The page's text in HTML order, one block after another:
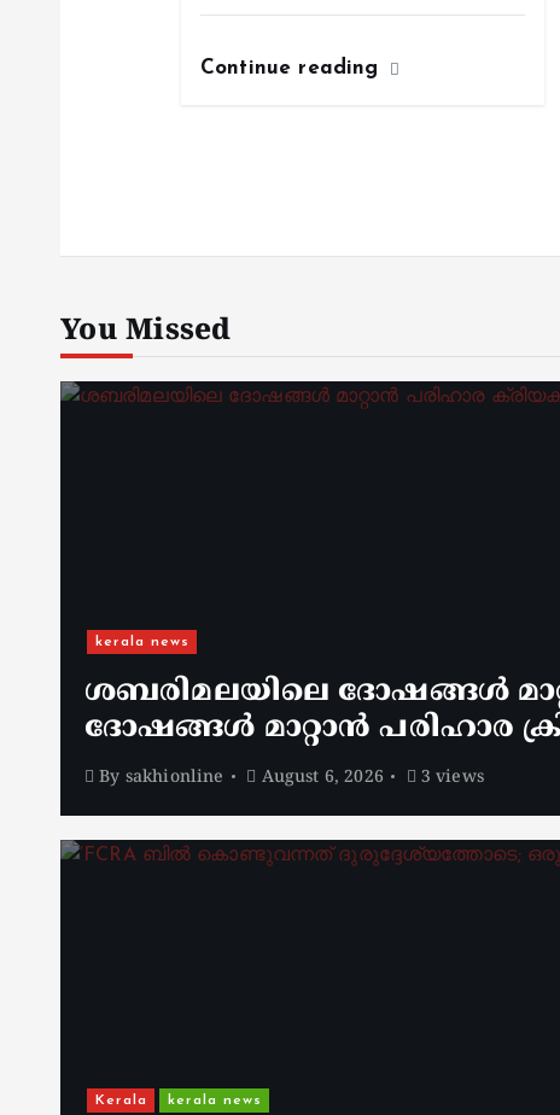
Continue reading
You Missed
kerala news
ശബരിമലയിലെ ദോഷങ്ങൾ
ദോഷങ്ങൾ മാറ്റാൻ പരിഹാര
By sakhionline August 6, 2026 3 views
Kerala kerala news